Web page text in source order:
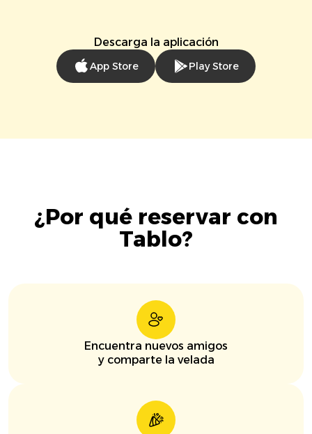
Descarga la aplicación
App Store Play Store
¿Por qué reservar con
Tablo?
Encuentra nuevos amigos
y comparte la velada